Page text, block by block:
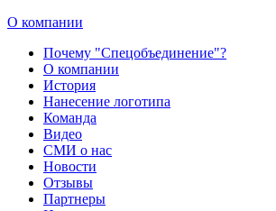
О компании
Почему "Спецобъединение"?
О компании
История
Нанесение логотипа
Команда
Видео
СМИ о нас
Новости
Отзывы
Партнеры